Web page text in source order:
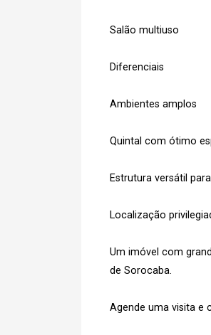
Salão multiuso
Diferenciais
Ambientes amplos
Quintal com ótimo
Estrutura versátil
Localização
Um imóvel com
de Sorocaba.
Agende uma visita e